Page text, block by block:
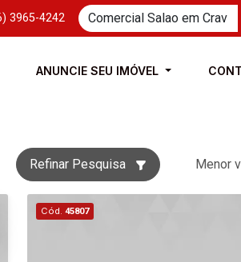
3965-4242
ANUNCIE SEU IMÓVEL
Refinar Pesquisa
Cód. 45807